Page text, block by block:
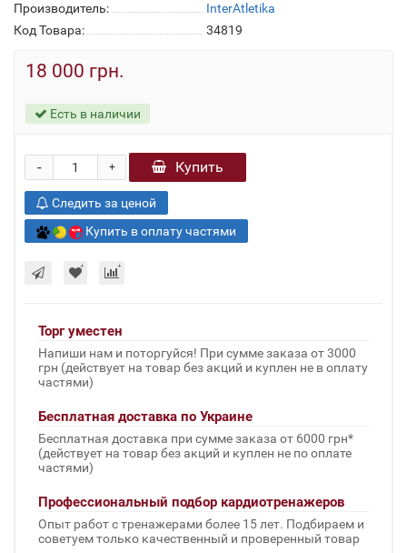
Производитель:
InterAtletika
Код Товара:
34819
18 000 грн.
Есть в наличии
+
- Купить
Следить за ценой
Купить в оплату частями
Торг уместен
Напиши нам и поторгуйся! При сумме заказа от 3000
грн (действует на товар без акций и куплен не в оплату
частями)
Бесплатная доставка по Украине
Бесплатная доставка при сумме заказа от 6000 грн*
(действует на товар без акций и куплен не по оплате
частями)
Профессиональный подбор кардиотренажеров
Опыт работ с тренажерами более 15 лет. Подбираем и
советуем только качественный и проверенный товар